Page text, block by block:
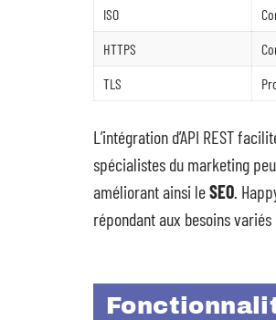
ISO
HTTPS
TLS
L’intégration d’API REST
spécialistes du marketing
améliorant ainsi leSEO.
répondant aux besoins